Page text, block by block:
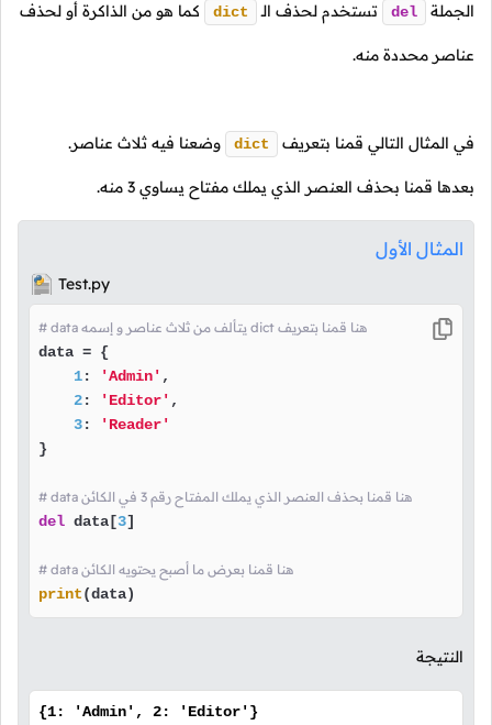
الجملة del تستخدم لحذف الـ dict كما هو من الذاكرة أو لحذف
عناصر محددة منه.
في المثال التالي قمنا بتعريف dict وضعنا فيه ثلاث عناصر.
بعدها قمنا بحذف العنصر الذي يملك مفتاح يساوي 3 منه.
المثال الأول
Test.py
# data يتألف من ثلاث عناصر و إسمه dict هنا قمنا بتعريف
data = {
1: 'Admin' ,
2: 'Editor' ,
3:
'Reader'
}
# data هنا قمنا بحذف العنصر الذي يملك المفتاح رقم 3 في الكائن
del data[3]
# data هنا قمنا بعرض ما أصبح يحتويه الكائن
print(data)
النتيجة
{1: 'Admin', 2: 'Editor'}